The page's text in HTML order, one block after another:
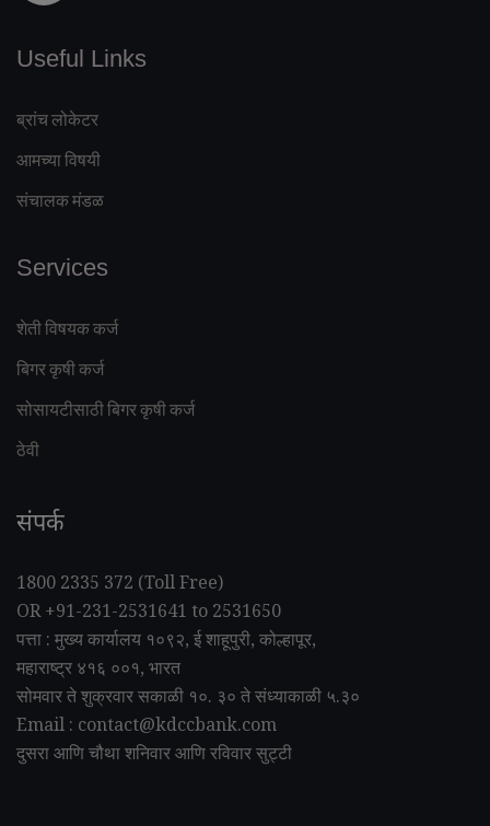
Useful Links
ब्रांच लोकेटर
आमच्या विषयी
संचालक मंडळ
Services
शेती विषयक कर्ज
बिगर कृषी कर्ज
सोसायटीसाठी बिगर कृषी कर्ज
ठेवी
संपर्क
1800 2335 372 (Toll Free)
OR +91-231-2531641 to 2531650
पत्ता : मुख्य कार्यालय १०९२, ई शाहूपुरी, कोल्हापूर,
महाराष्ट्र ४१६ ००१, भारत
सोमवार ते शुक्रवार सकाळी १०. ३० ते संध्याकाळी ५.३०
Email : contact@kdccbank.com
दुसरा आणि चौथा शनिवार आणि रविवार सुट्टी